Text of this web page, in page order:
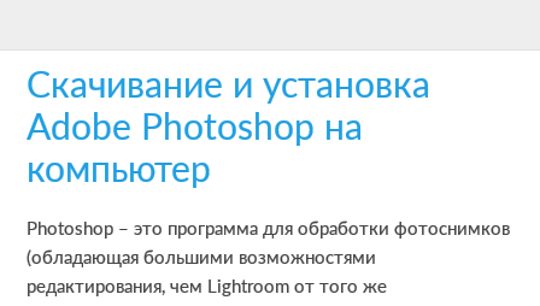
main
content
primary
sidebar
footer
Скачивание и установка
Adobe Photoshop на
компьютер
Photoshop – это программа для обработки фотоснимков
(обладающая большими возможностями
редактирования, чем Lightroom от того же